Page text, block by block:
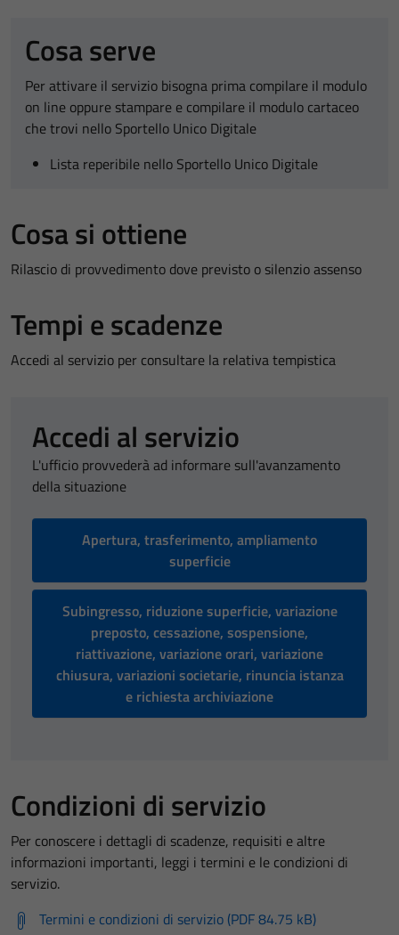
Cosa serve
Per attivare il servizio bisogna prima compilare il modulo
on line oppure stampare e compilare il modulo cartaceo
che trovi nello Sportello Unico Digitale
Lista reperibile nello Sportello Unico Digitale
Cosa si ottiene
Rilascio di provvedimento dove previsto o silenzio assenso
Tempi e scadenze
Accedi al servizio per consultare la relativa tempistica
Accedi al servizio
L'ufficio provvederà ad informare sull'avanzamento
della situazione
Apertura, trasferimento, ampliamento
superficie
Subingresso, riduzione superficie, variazione
preposto, cessazione, sospensione,
riattivazione, variazione orari, variazione
chiusura, variazioni societarie, rinuncia istanza
e richiesta archiviazione
Condizioni di servizio
Per conoscere i dettagli di scadenze, requisiti e altre
informazioni importanti, leggi i termini e le condizioni di
servizio.
Termini e condizioni di servizio (PDF 84.75 kB)